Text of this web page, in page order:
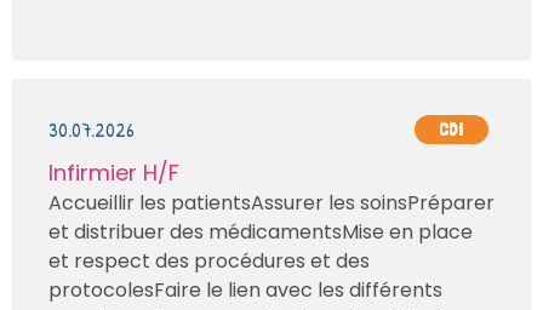
30.07.2026 CDI
Infirmier H/F
Accueillir les patientsAssurer les soinsPréparer
et distribuer des médicamentsMise en place
et respect des procédures et des
protocolesFaire le lien avec les différents